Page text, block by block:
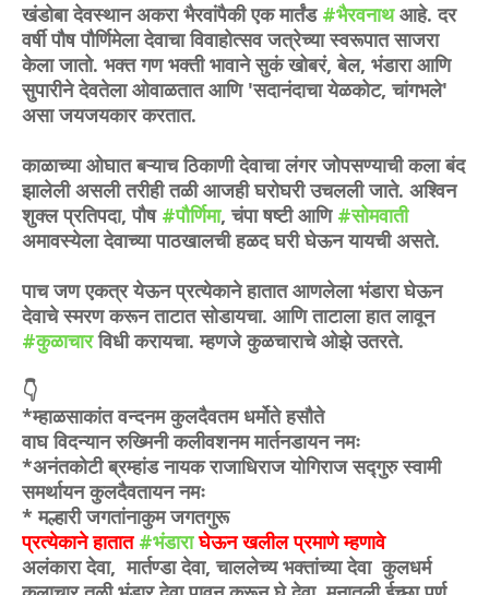
खंडोबा देवस्थान अकरा भैरवांपैकी एक मार्तंड #भैरवनाथआहे. दर
वर्षी पौष पौर्णिमेला देवाचा विवाहोत्सव जत्रेच्या स्वरूपात साजरा
केला जातो. भक्त गण भक्ती भावाने सुकं खोबरं, बेल, भंडारा आणि
सुपारीने देवतेला ओवाळतात आणि 'सदानंदाचा येळकोट, चांगभले'
असा जयजयकार करतात.
काळाच्या ओघात बऱ्याच ठिकाणी देवाचा लंगर जोपसण्याची कला बंद
झालेली असली तरीही तळी आजही घरोघरी उचलली जाते. अश्विन
शुक्ल प्रतिपदा, पौष #पौर्णिमा, चंपा षष्टी आणि #सोमवाती
अमावस्येला देवाच्या पाठखालची हळद घरी घेऊन यायची असते.
पाच जण एकत्र येऊन प्रत्येकाने हातात आणलेला भंडारा घेऊन
देवाचे स्मरण करून ताटात सोडायचा. आणि ताटाला हात लावून
#कुळाचारविधी करायचा. म्हणजे कुळचाराचे ओझे उतरते.
👇
*म्हाळसाकांत वन्दनम कुलदैवतमधर्मोते हसौते
वाघ विदन्यान रुख्मिनी कलीवशनममार्तनडायन नमः
*अनंतकोटी ब्रम्हांड नायक राजाधिराज योगिराज सद्गुरु स्वामी
समर्थायन कुलदैवतायन नमः
* मल्हारी जगतांनाकुम जगतगुरू
प्रत्येकाने हातात #भंडाराघेऊन खलील प्रमाणे म्हणावे
अलंकारा देवा, मार्तण्डा देवा, चाललेच्य भक्तांच्या देवा कुलधर्म